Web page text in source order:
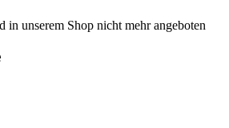
in unserem Shop nicht mehr angeboten